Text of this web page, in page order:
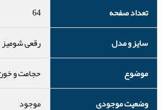
تعداد صفحه
64
سایز و مدل
رقعی شومیز
موضوع
حجامت و
وضعیت موجودی
موجود